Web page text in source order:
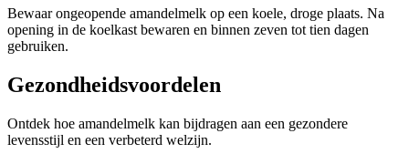
Bewaar ongeopende amandelmelk op een koele, droge plaats. Na
opening in de koelkast bewaren en binnen zeven tot tien dagen
gebruiken.
Gezondheidsvoordelen
Ontdek hoe amandelmelk kan bijdragen aan een gezondere
levensstijl en een verbeterd welzijn.